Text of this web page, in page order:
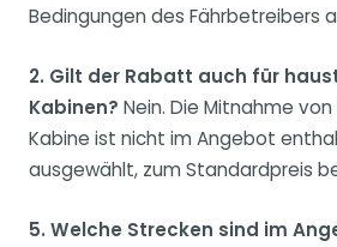
Bedingungen des Fährbetreibers
2. Gilt der Rabatt auch für
Kabinen? Nein. Die Mitnahme
Kabine ist nicht im Angebot
ausgewählt, zum Standardpreis
5. Welche Strecken sind im